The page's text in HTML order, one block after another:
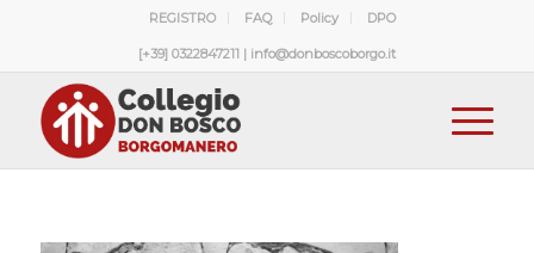
REGISTRO FAQ Policy DPO
[+39] 0322847211 | info@donboscoborgo.it